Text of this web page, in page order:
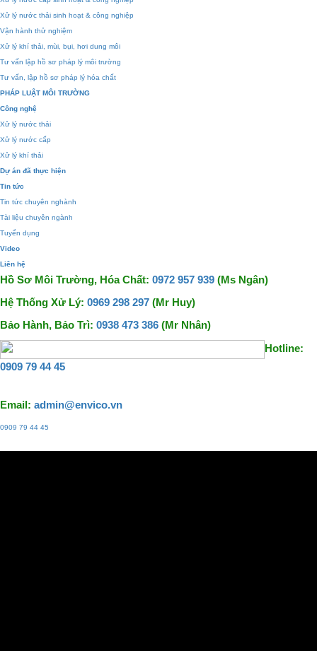
Xử lý nước thải sinh hoạt & công nghiệp
Vận hành thử nghiệm
Xử lý khí thải, mùi, bụi, hơi dung môi
Tư vấn lập hồ sơ pháp lý môi trường
Tư vấn, lập hồ sơ pháp lý hóa chất
PHÁP LUẬT MÔI TRƯỜNG
Công nghệ
Xử lý nước thải
Xử lý nước cấp
Xử lý khí thải
Dự án đã thực hiện
Tin tức
Tin tức chuyên nghành
Tài liệu chuyên ngành
Tuyển dụng
Video
Liên hệ
Hồ Sơ Môi Trường, Hóa Chất: 0972 957 939 (Ms Ngân)
Hệ Thống Xử Lý: 0969 298 297 (Mr Huy)
Bảo Hành, Bảo Trì: 0938 473 386 (Mr Nhân)
Hotline:
0909 79 44 45
Email: admin@envico.vn
0909 79 44 45